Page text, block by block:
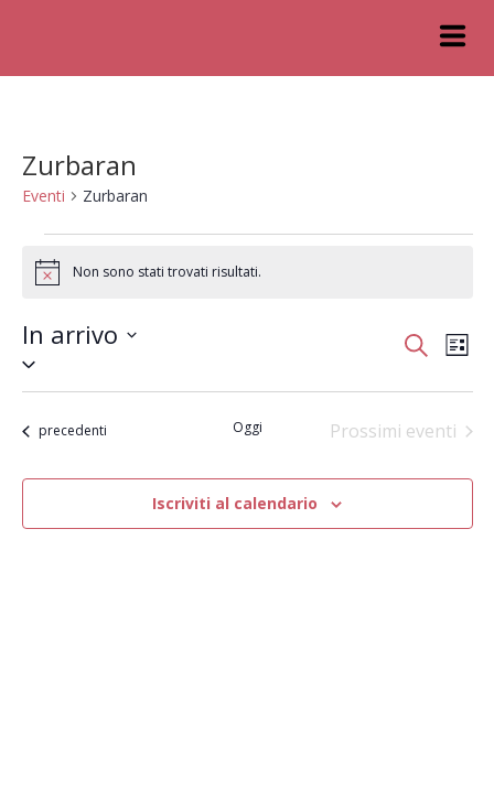
Zurbaran
Eventi Zurbaran
NoticeNon sono stati trovati risultati.
Eventi
e
CercaLista
In arrivo
Seleziona
Eventi
precedenti Oggi Prossimi eventi
Iscriviti al calendario